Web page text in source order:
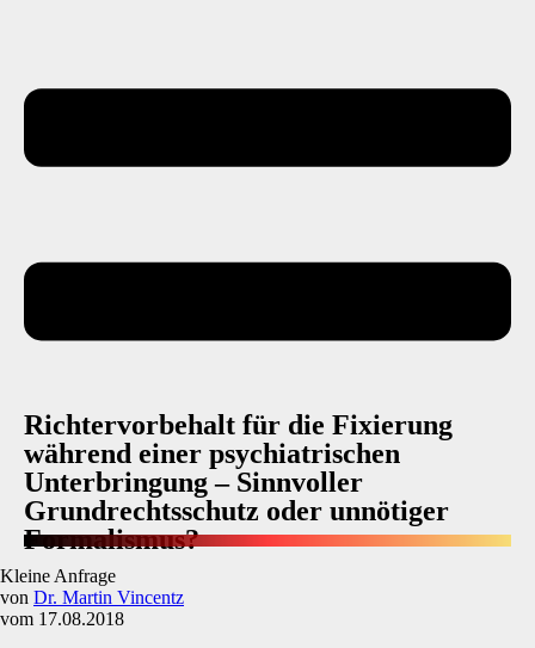
Richtervorbehalt für die Fixierung
während einer psychiatrischen
Unterbringung – Sinnvoller
Grundrechtsschutz oder unnötiger
Formalismus?
Kleine Anfrage
von Dr. Martin Vincentz
vom 17.08.2018